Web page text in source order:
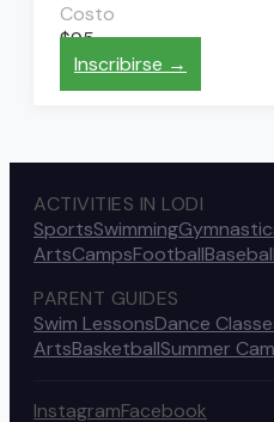
Costo
$95
Inscribirse →
ACTIVITIES IN LODI
SportsSwimming
ArtsCampsFootballBaseball
PARENT GUIDES
Swim LessonsDance
ArtsBasketballSummer
InstagramFacebook